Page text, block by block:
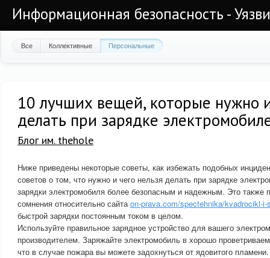
Информационная безопасность -
Все Коллективные Персональные
10 лучших вещей, которые нужно
делать при зарядке
Блог им. thehole
Ниже приведены некоторые советы, как избежать подобных
советов о том, что нужно и чего нельзя делать при зарядке
зарядки электромобиля более безопасным и надежным. Это также
сомнения относительно сайтаon-prava.com/spectehnika/kvadrocikl-i-
быстрой зарядки постоянным током в целом.
Используйте правильное зарядное устройство для вашего
производителем. Заряжайте электромобиль в хорошо
что в случае пожара вы можете задохнуться от ядовитого пламени.